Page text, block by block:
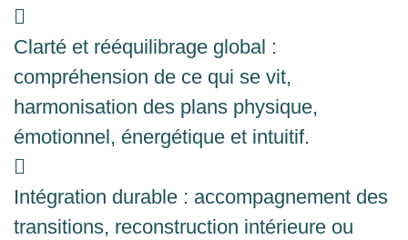
Clarté et rééquilibrage global :
compréhension de ce qui se vit,
harmonisation des plans physique,
émotionnel, énergétique et intuitif.
Intégration durable : accompagnement des
transitions, reconstruction intérieure ou